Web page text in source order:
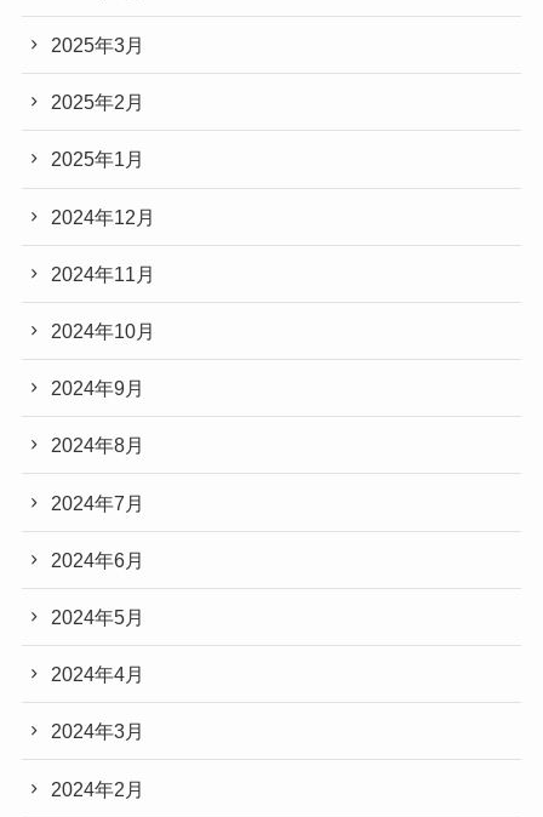
2025年3月
2025年2月
2025年1月
2024年12月
2024年11月
2024年10月
2024年9月
2024年8月
2024年7月
2024年6月
2024年5月
2024年4月
2024年3月
2024年2月